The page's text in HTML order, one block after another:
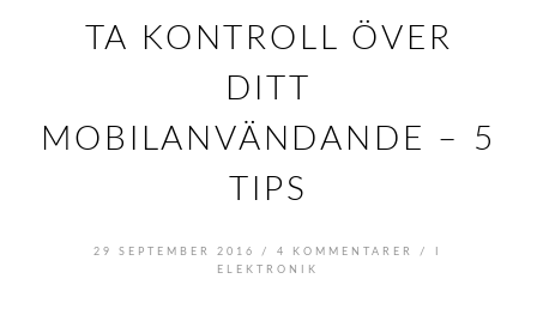
TA KONTROLL ÖVER
DITT
MOBILANVÄNDANDE – 5
TIPS
29 SEPTEMBER 2016 / 4 KOMMENTARER /
ELEKTRONIK